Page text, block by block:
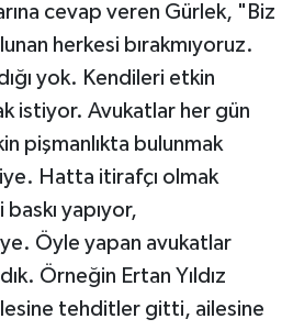
cevap veren Gürlek, "Biz
herkesi bırakmıyoruz.
yok. Kendileri etkin
istiyor. Avukatlar her gün
pişmanlıkta bulunmak
Hatta itirafçı olmak
yapıyor,
Öyle yapan avukatlar
Örneğin Ertan Yıldız
tehditler gitti, ailesine